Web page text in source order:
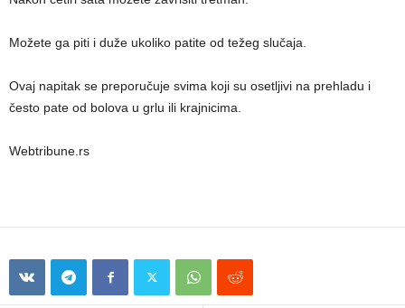
Možete ga piti i duže ukoliko patite od težeg slučaja.
Ovaj napitak se preporučuje svima koji su osetljivi na prehladu i
često pate od bolova u grlu ili krajnicima.
Webtribune.rs